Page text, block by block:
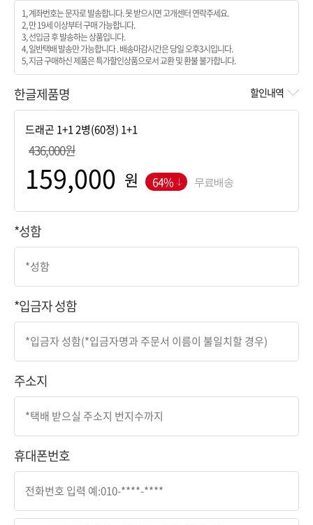
1, 계좌번호는 문자로 발송합니다. 못 받으시면 고개센터 연락주세요.
2, 만 19세 이상부터 구매 가능합니다.
3, 선입금 후 발송하는 상품입니다.
4, 일반택배 발송만 가능합니다 . 배송마감시간은 당일 오후3시입니다.
5, 지금 구매하신 제품은 특가할인상품으로서 교환 및 환불 불가합니다.
한글제품명 할인내역
436,000원
원 64% 무료배송
*성함
*입금자 성함
주소지
휴대폰번호